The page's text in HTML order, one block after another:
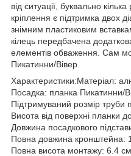
від ситуації, буквально
кріплення є підтримка двох
знімним пластиковим
кілець передбачена
елементів обваження. Сам
Пикатинни/Вівер.
Характеристики:Матеріал:
Посадка: планка Пикатинни/
Підтримуваний розмір
Висота від поверхні планки
Довжина посадкового
Повна довжина кронштейна:
Повна висота монтажу: 6.4 см